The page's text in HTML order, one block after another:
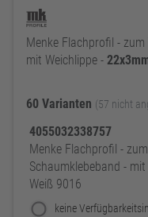
Menke Flachprofil -
mit Weichlippe -
60 Varianten (57 nicht
4055032338757
Menke Flachprofil -
Schaumklebeband -
Weiß 9016
keine